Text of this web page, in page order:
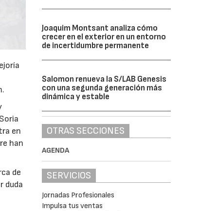
en
han
de
duda
Joaquim Montsant analiza cómo
crecer en el exterior en un entorno
de incertidumbre permanente
Salomon renueva la S/LAB Genesis
con una segunda generación más
dinámica y estable
OTRAS SECCIONES
AGENDA
SERVICIOS
Jornadas Profesionales
Impulsa tus ventas